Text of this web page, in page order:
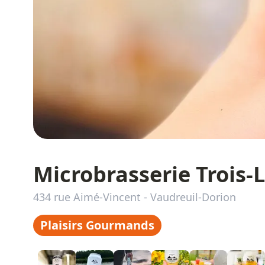
Microbrasserie Trois-
434 rue Aimé-Vincent - Vaudreuil-Dorion
Plaisirs Gourmands